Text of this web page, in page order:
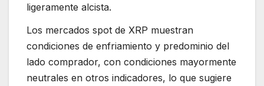
ligeramente alcista.
Los mercados spot de XRP muestran
condiciones de enfriamiento y predominio del
lado comprador, con condiciones mayormente
neutrales en otros indicadores, lo que sugiere